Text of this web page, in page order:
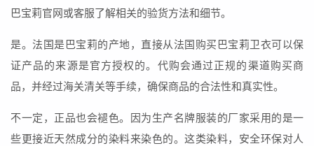
巴宝莉官网或客服了解相关的验货方法和细节。
是。法国是巴宝莉的产地，直接从法国购买巴宝莉卫衣可以保
证产品的来源是官方授权的。代购会通过正规的渠道购买商
品，并经过海关清关等手续，确保商品的合法性和真实性。
不一定，正品也会褪色。因为生产名牌服装的厂家采用的是一
些更接近天然成分的染料来染色的。这类染料，安全环保对人